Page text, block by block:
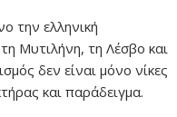
την ελληνική
Μυτιλήνη, τη Λέσβο και
δεν είναι μόνο νίκες
και παράδειγμα.